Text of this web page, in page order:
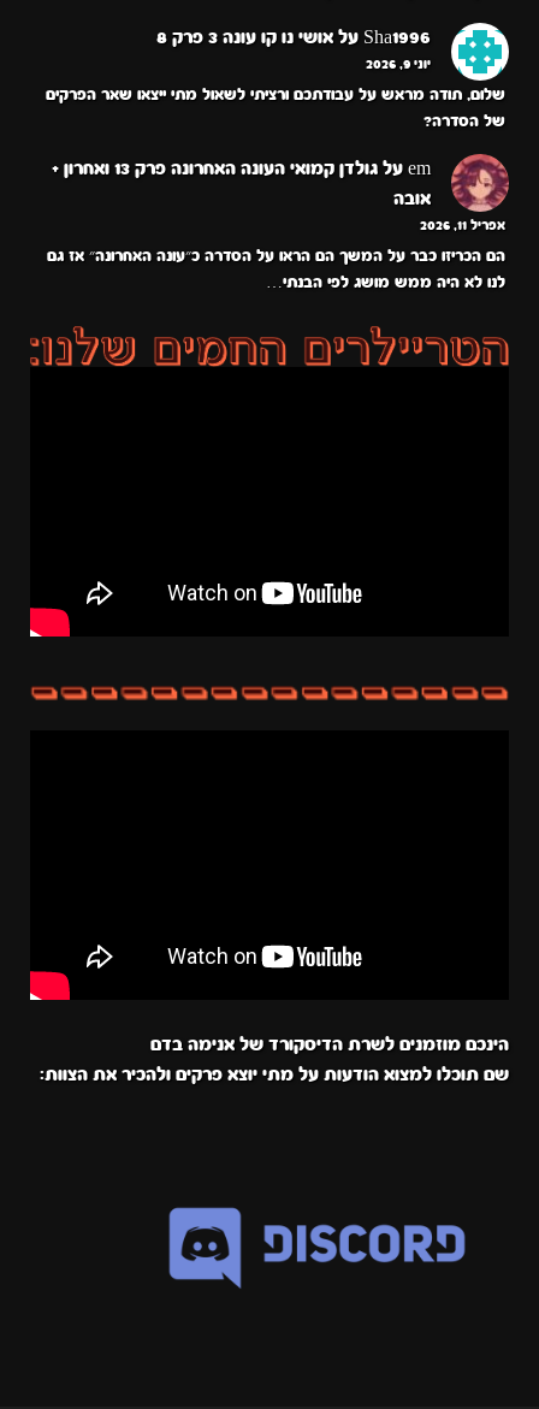
Sha1996 על אושי נו קו עונה 3 פרק 8
יוני 9, 2026
שלום, תודה מראש על עבודתכם ורציתי לשאול מתי ייצאו שאר הפרקים
של הסדרה?
em על
גולדן קמואי העונה האחרונה פרק 13 ואחרון +
אובה
אפריל 11, 2026
הם הכריזו כבר על המשך הם הראו על הסדרה כ״עונה האחרונה״ אז גם
לנו לא היה ממש מושג לפי הבנתי…
הינכם מוזמנים לשרת הדיסקורד של אנימה בדם
שם תוכלו למצוא הודעות על מתי יוצא פרקים ולהכיר את הצוות: